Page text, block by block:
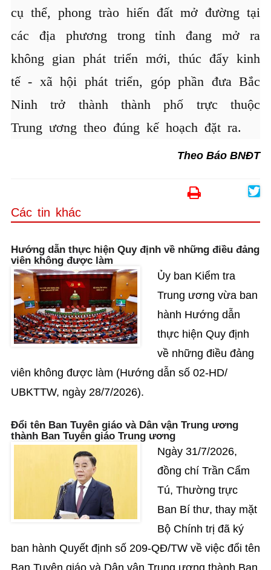
cụ thể, phong trào hiến đất mở đường tại
các địa phương trong tỉnh đang mở ra
không gian phát triển mới, thúc đẩy kinh
tế - xã hội phát triển, góp phần đưa Bắc
Ninh trở thành thành phố trực thuộc
Trung ương theo đúng kế hoạch đặt ra.
Theo Báo BNĐT
Các tin khác
Hướng dẫn thực hiện Quy định về những điều đảng
viên không được làm
Ủy ban Kiểm tra
Trung ương vừa ban
hành Hướng dẫn
thực hiện Quy định
về những điều đảng
viên không được làm (Hướng dẫn số 02-HD/
UBKTTW, ngày 28/7/2026).
Đổi tên Ban Tuyên giáo và Dân vận Trung ương
thành Ban Tuyên giáo Trung ương
Ngày 31/7/2026,
đồng chí Trần Cẩm
Tú, Thường trực
Ban Bí thư, thay mặt
Bộ Chính trị đã ký
ban hành Quyết định số 209-QĐ/TW về việc đổi tên